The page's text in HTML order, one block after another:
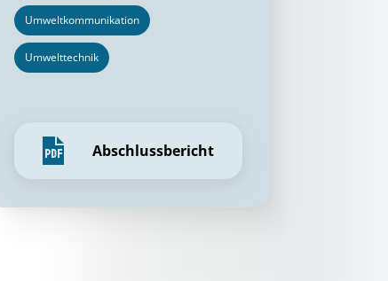
Umweltkommunikation
Umwelttechnik
Abschlussbericht